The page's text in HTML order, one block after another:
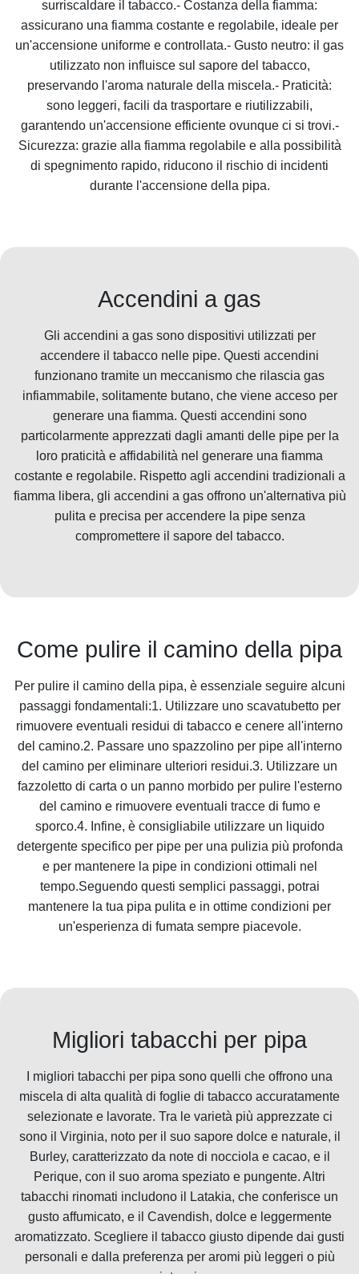
surriscaldare il tabacco.- Costanza della fiamma:
assicurano una fiamma costante e regolabile, ideale per
un'accensione uniforme e controllata.- Gusto neutro: il gas
utilizzato non influisce sul sapore del tabacco,
preservando l'aroma naturale della miscela.- Praticità:
sono leggeri, facili da trasportare e riutilizzabili,
garantendo un'accensione efficiente ovunque ci si trovi.-
Sicurezza: grazie alla fiamma regolabile e alla possibilità
di spegnimento rapido, riducono il rischio di incidenti
durante l'accensione della pipa.
Accendini a gas
Gli accendini a gas sono dispositivi utilizzati per
accendere il tabacco nelle pipe. Questi accendini
funzionano tramite un meccanismo che rilascia gas
infiammabile, solitamente butano, che viene acceso per
generare una fiamma. Questi accendini sono
particolarmente apprezzati dagli amanti delle pipe per la
loro praticità e affidabilità nel generare una fiamma
costante e regolabile. Rispetto agli accendini tradizionali a
fiamma libera, gli accendini a gas offrono un'alternativa più
pulita e precisa per accendere la pipe senza
compromettere il sapore del tabacco.
Come pulire il camino della pipa
Per pulire il camino della pipa, è essenziale seguire alcuni
passaggi fondamentali:1. Utilizzare uno scavatubetto per
rimuovere eventuali residui di tabacco e cenere all'interno
del camino.2. Passare uno spazzolino per pipe all'interno
del camino per eliminare ulteriori residui.3. Utilizzare un
fazzoletto di carta o un panno morbido per pulire l'esterno
del camino e rimuovere eventuali tracce di fumo e
sporco.4. Infine, è consigliabile utilizzare un liquido
detergente specifico per pipe per una pulizia più profonda
e per mantenere la pipe in condizioni ottimali nel
tempo.Seguendo questi semplici passaggi, potrai
mantenere la tua pipa pulita e in ottime condizioni per
un'esperienza di fumata sempre piacevole.
Migliori tabacchi per pipa
I migliori tabacchi per pipa sono quelli che offrono una
miscela di alta qualità di foglie di tabacco accuratamente
selezionate e lavorate. Tra le varietà più apprezzate ci
sono il Virginia, noto per il suo sapore dolce e naturale, il
Burley, caratterizzato da note di nocciola e cacao, e il
Perique, con il suo aroma speziato e pungente. Altri
tabacchi rinomati includono il Latakia, che conferisce un
gusto affumicato, e il Cavendish, dolce e leggermente
aromatizzato. Scegliere il tabacco giusto dipende dai gusti
personali e dalla preferenza per aromi più leggeri o più